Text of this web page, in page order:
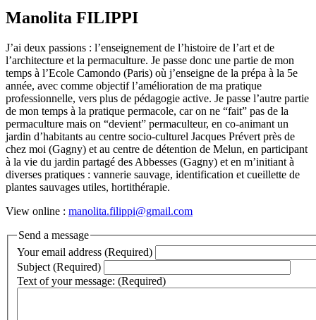
Manolita FILIPPI
J’ai deux passions : l’enseignement de l’histoire de l’art et de
l’architecture et la permaculture. Je passe donc une partie de mon
temps à l’Ecole Camondo (Paris) où j’enseigne de la prépa à la 5e
année, avec comme objectif l’amélioration de ma pratique
professionnelle, vers plus de pédagogie active. Je passe l’autre partie
de mon temps à la pratique permacole, car on ne “fait” pas de la
permaculture mais on “devient” permaculteur, en co-animant un
jardin d’habitants au centre socio-culturel Jacques Prévert près de
chez moi (Gagny) et au centre de détention de Melun, en participant
à la vie du jardin partagé des Abbesses (Gagny) et en m’initiant à
diverses pratiques : vannerie sauvage, identification et cueillette de
plantes sauvages utiles, hortithérapie.
View online : manolita.filippi@gmail.com
Send a message
Your email address (Required)
Subject (Required)
Text of your message: (Required)